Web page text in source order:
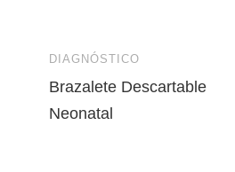
DIAGNÓSTICO
Brazalete Descartable
Neonatal